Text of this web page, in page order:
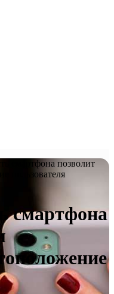
смартфона позволит
пользователя
смартфона